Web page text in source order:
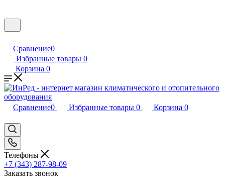
Сравнение0
Избранные товары 0
Корзина 0
Сравнение0 Избранные товары 0 Корзина 0
Телефоны
+7 (343) 287-98-09
Заказать звонок